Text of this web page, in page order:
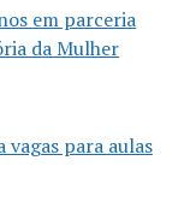
em parceria
da Mulher
vagas para aulas